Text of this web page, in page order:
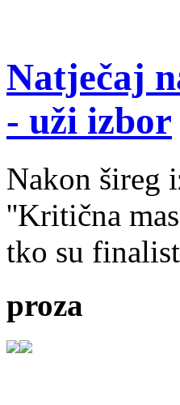
Natječaj
- uži izbor
Nakon šireg
''Kritična
tko su
proza